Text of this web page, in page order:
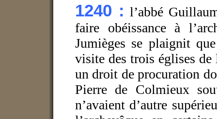
1240 : l’abbé
faire obéissance à
Jumièges se plaignit
visite des trois églises de
un droit de procuration
Pierre de Colmieux
n’avaient d’autre